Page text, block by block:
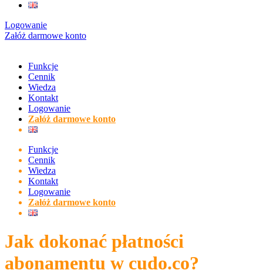
Logowanie
Załóż darmowe konto
Funkcje
Cennik
Wiedza
Kontakt
Logowanie
Załóż darmowe konto
Funkcje
Cennik
Wiedza
Kontakt
Logowanie
Załóż darmowe konto
Jak dokonać płatności
abonamentu w cudo.co?